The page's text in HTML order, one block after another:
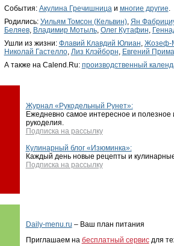
События: Акулина Гречишницаи многие другие.
Родились: Уильям Томсон (Кельвин), Ян
Беляев, Владимир Мотыль, Олег Кутафин,
Ушли из жизни: Флавий Клавдий Юлиан, Жозеф-
Николай Гастелло, Лиз Клэйборн, Евгений
А также на Calend.Ru: производственный
Журнал «Рукодельный Рунет»:
Ежедневно самое интересное и
рукоделия.
Подписка на рассылку
Кулинарный блог «Изюминка»:
Каждый день новые рецепты и
Подписка на рассылку
Daily-menu.ru – Ваш план питания
Приглашаем на бесплатный сервисдля